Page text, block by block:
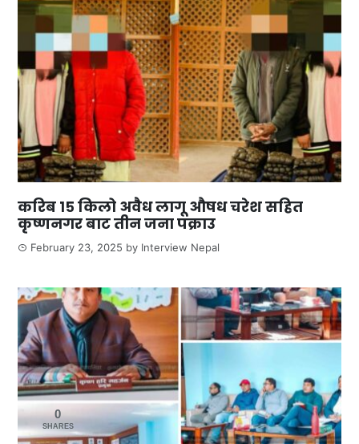
करिब १५ किलो अवैध लागू औषध चरेश सहित
कृष्णनगर बाट तीन जना पक्राउ
February 23, 2025 by Interview Nepal
0
SHARES